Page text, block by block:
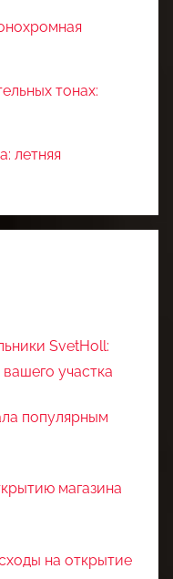
тонах:
летняя
SvetHoll:
участка
популярным
магазина
на открытие